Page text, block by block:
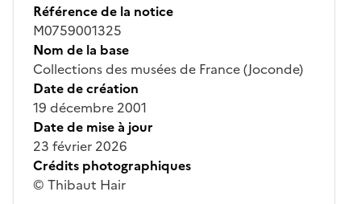
Référence de la notice
M0759001325
Nom de la base
Collections des musées de France (Joconde)
Date de création
19 décembre 2001
Date de mise à jour
23 février 2026
Crédits photographiques
© Thibaut Hair